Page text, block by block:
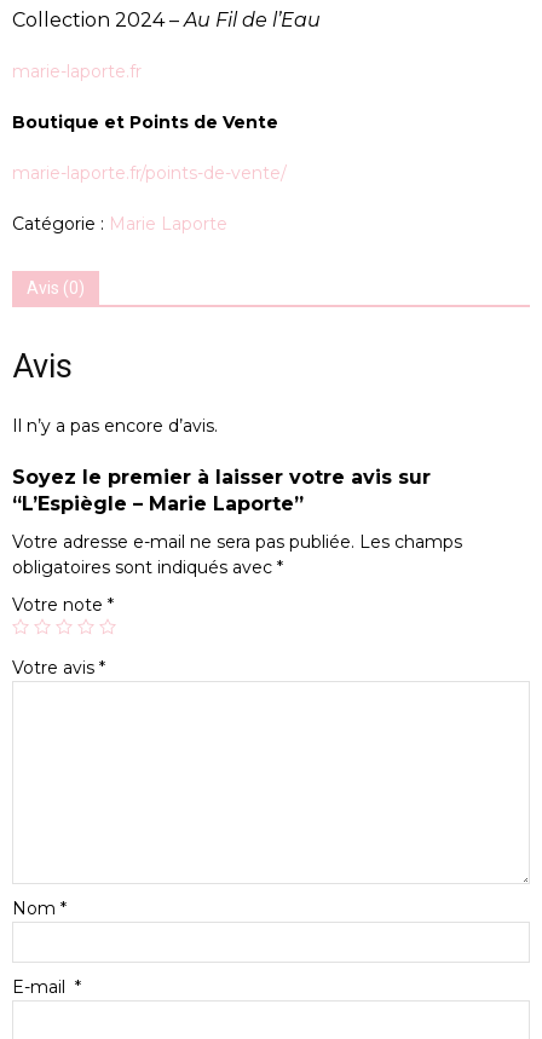
Collection 2024 – Au Fil de l’Eau
marie-laporte.fr
Boutique et Points de Vente
marie-laporte.fr/points-de-vente/
Catégorie : Marie Laporte
Avis (0)
Avis
Il n’y a pas encore d’avis.
Soyez le premier à laisser votre avis sur
“L’Espiègle – Marie Laporte”
Votre adresse e-mail ne sera pas publiée. Les champs
obligatoires sont indiqués avec *
Votre note *
Votre avis *
Nom *
E-mail *